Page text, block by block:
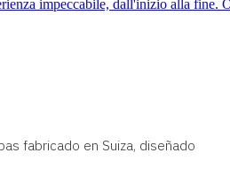
fabricado en Suiza, diseñado